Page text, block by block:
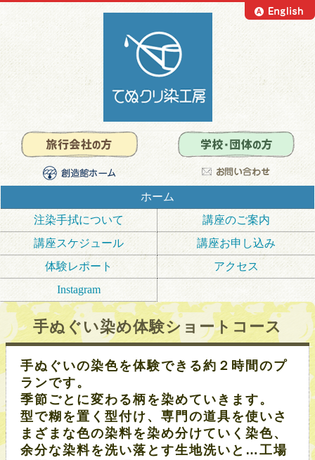
ホーム
注染手拭について
講座のご案内
講座スケジュール
講座お申し込み
体験レポート
アクセス
Instagram
手ぬぐい染め体験ショートコース
手ぬぐいの染色を体験できる約２時間のプ
ランです。
季節ごとに変わる柄を染めていきます。
型で糊を置く型付け、専門の道具を使いさ
まざまな色の染料を染め分けていく染色、
余分な染料を洗い落とす生地洗いと…工場